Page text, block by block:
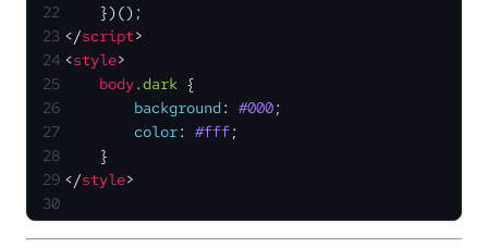
22
    })();
23 </script>
24 <style>
25
body.dark {
26
background: #000;
27
color: #fff;
28
    }
29 </style>
30